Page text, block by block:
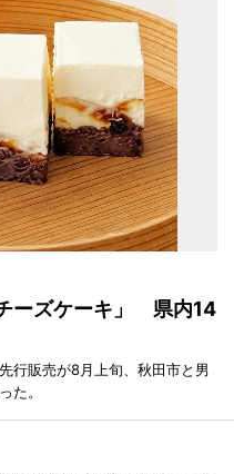
ーズケーキ」 県内14
行販売が8月上旬、秋田市と男
た。